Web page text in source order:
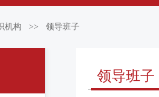
机构 >> 领导班子
领导班子